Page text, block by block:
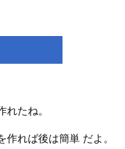
たね。
れば後は簡単 だよ。